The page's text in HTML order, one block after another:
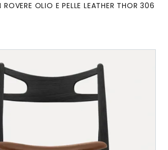
OLIO E PELLE LEATHER THOR 306